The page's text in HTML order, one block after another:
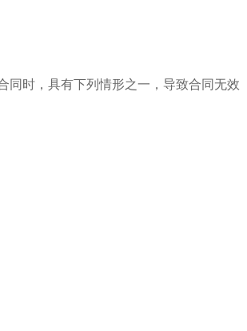
时，具有下列情形之一，导致合同无效